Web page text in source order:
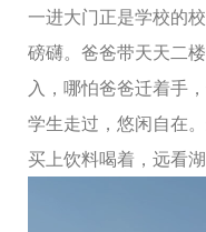
一进大门正是学校的
磅礴。爸爸带天天二
入，哪怕爸爸迁着手
学生走过，悠闲自在
买上饮料喝着，远看